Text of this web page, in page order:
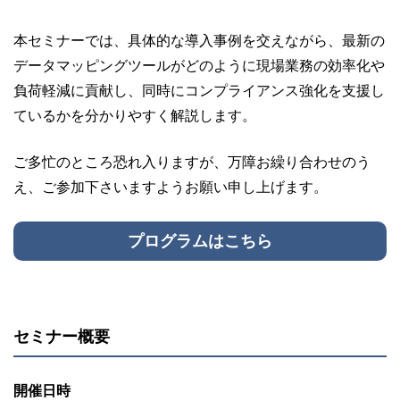
本セミナーでは、具体的な導入事例を交えながら、最新の
データマッピングツールがどのように現場業務の効率化や
負荷軽減に貢献し、同時にコンプライアンス強化を支援し
ているかを分かりやすく解説します。
ご多忙のところ恐れ入りますが、万障お繰り合わせのう
え、ご参加下さいますようお願い申し上げます。
プログラムはこちら
セミナー概要
開催日時